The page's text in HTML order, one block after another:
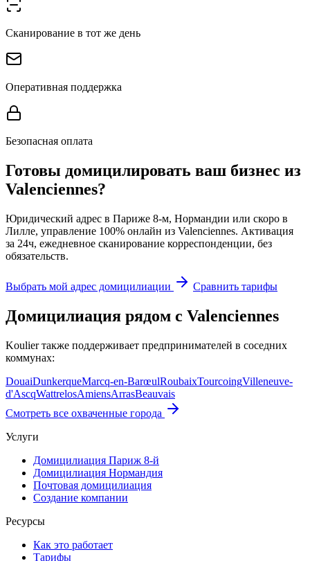
Сканирование в тот же день
Оперативная поддержка
Безопасная оплата
Готовы домицилировать ваш бизнес из
Valenciennes?
Юридический адрес в Париже 8-м, Нормандии или скоро в
Лилле, управление 100% онлайн из Valenciennes. Активация
за 24ч, ежедневное сканирование корреспонденции, без
обязательств.
Выбрать мой адрес домицилиации Сравнить тарифы
Домицилиация рядом с Valenciennes
Koulier также поддерживает предпринимателей в соседних
коммунах:
DouaiDunkerqueMarcq-en-BarœulRoubaixTourcoingVilleneuve-
d'AscqWattrelosAmiensArrasBeauvais
Смотреть все охваченные города
Услуги
Домицилиация Париж 8-й
Домицилиация Нормандия
Почтовая домицилиация
Создание компании
Ресурсы
Как это работает
Тарифы